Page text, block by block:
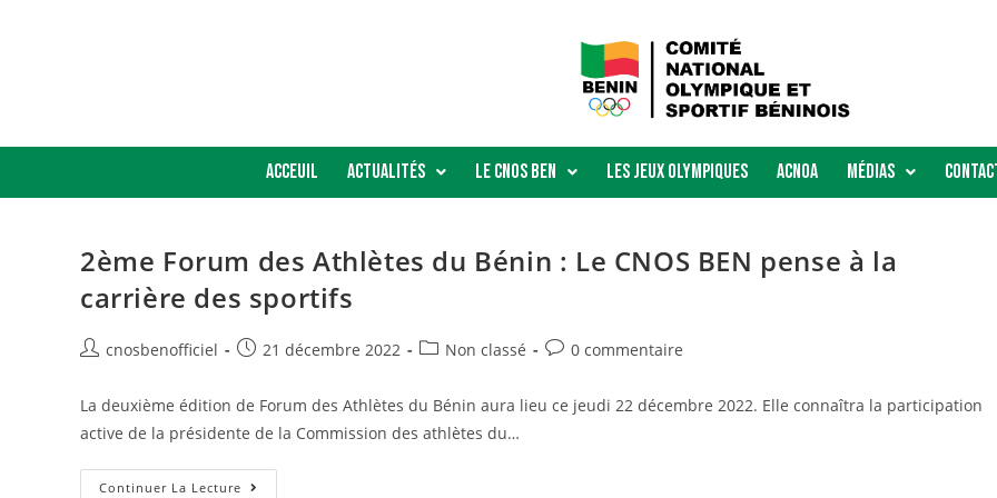
Acceuil Actualités Le Cnos Ben Les Jeux Olympiques ACNOA Médias
2ème Forum des Athlètes du Bénin : Le CNOS BEN pense à la
carrière des sportifs
cnosbenofficiel 21 décembre 2022 Non classé 0 commentaire
La deuxième édition de Forum des Athlètes du Bénin aura lieu ce jeudi 22 décembre 2022. Elle connaîtra la participation
active de la présidente de la Commission des athlètes du…
Continuer La Lecture